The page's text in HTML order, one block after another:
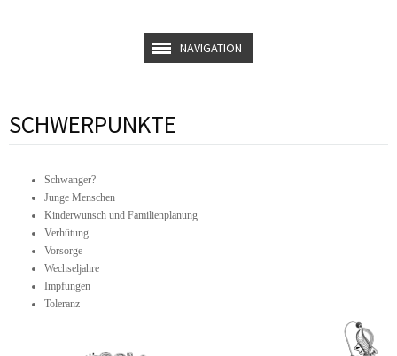
NAVIGATION
SCHWERPUNKTE
Schwanger?
Junge Menschen
Kinderwunsch und Familienplanung
Verhütung
Vorsorge
Wechseljahre
Impfungen
Toleranz